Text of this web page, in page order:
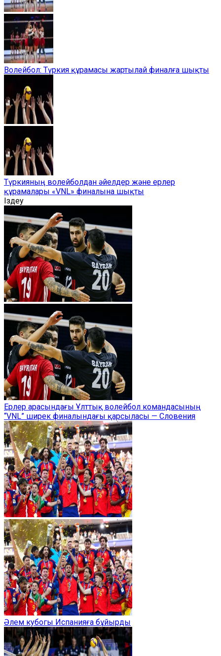
Волейбол: Түркия құрамасы жартылай финалға шықты
Түркияның волейболдан әйелдер және ерлер
құрамалары «VNL» финалына шықты
Іздеу
Ерлер арасындағы Ұлттық волейбол командасының
“VNL” ширек финалындағы қарсыласы — Словения
Әлем кубогы Испанияға бұйырды